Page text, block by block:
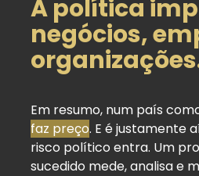
A política
negócios,
Em resumo, num país
faz preço. E é justamente
risco político entra. Um
sucedido mede, analisa e